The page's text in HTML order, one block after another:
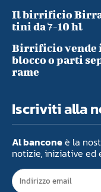
Il birrificio
tini da 7-10 hl
Birrificio vende
blocco o parti
rame
Iscriviti alla
Al banconeè la
notizie, iniziative ed